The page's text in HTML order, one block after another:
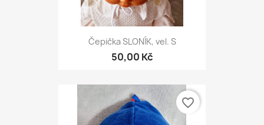
Čepička SLONÍK, vel. S
50,00 Kč
favorite_border